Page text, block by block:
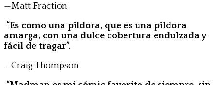
—Matt Fraction
“Es como una píldora, que es una píldora
amarga, con una dulce cobertura endulzada y
fácil de tragar”.
—Craig Thompson